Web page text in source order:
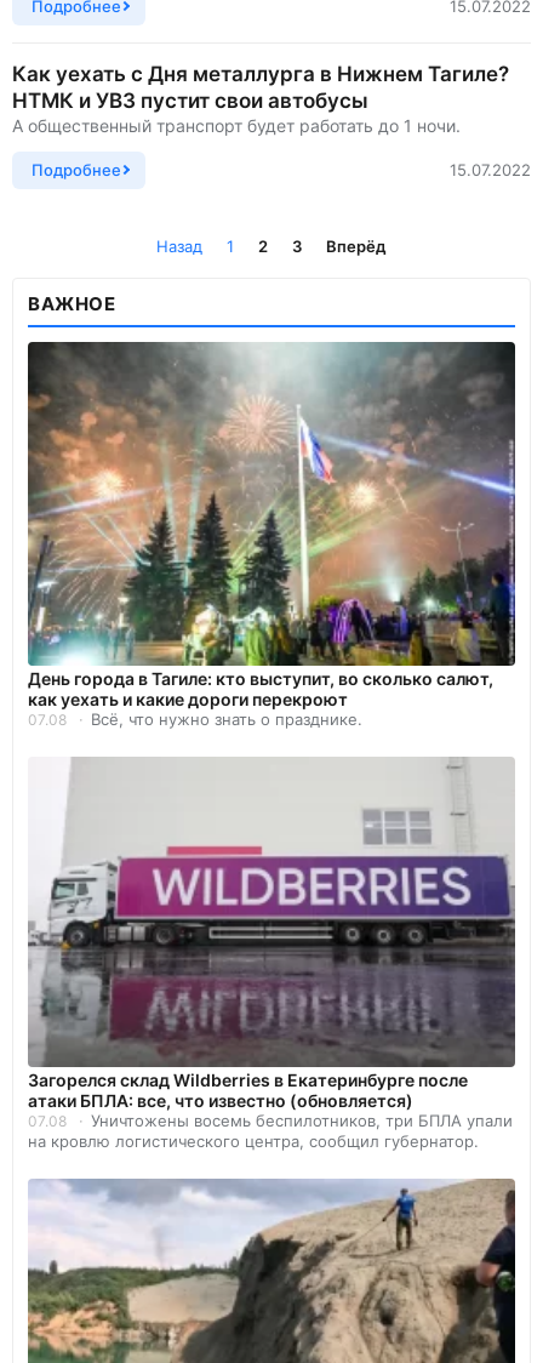
Подробнее 15.07.2022
Как уехать с Дня металлурга в Нижнем Тагиле?
НТМК и УВЗ пустит свои автобусы
А общественный транспорт будет работать до 1 ночи.
Подробнее 15.07.2022
Назад 1 2 3 Вперёд
ВАЖНОЕ
День города в Тагиле: кто выступит, во сколько салют,
как уехать и какие дороги перекроют
07.08 Всё, что нужно знать о празднике.
Загорелся склад Wildberries в Екатеринбурге после
атаки БПЛА: все, что известно (обновляется)
07.08
Уничтожены восемь беспилотников, три БПЛА упали
на кровлю логистического центра, сообщил губернатор.